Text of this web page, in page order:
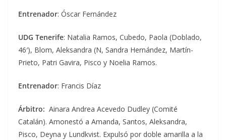
Entrenador: Óscar Fernández
UDG Tenerife: Natalia Ramos, Cubedo, Paola (Doblado,
46′), Blom, Aleksandra (N, Sandra Hernández, Martín-
Prieto, Patri Gavira, Pisco y Noelia Ramos.
Entrenador: Francis Díaz
Árbitro: Ainara Andrea Acevedo Dudley (Comité
Catalán). Amonestó a Amanda, Santos, Aleksandra,
Pisco, Deyna y Lundkvist. Expulsó por doble amarilla a la